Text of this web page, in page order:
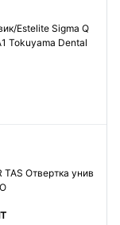
Estelite Sigma Q
Tokuyama Dental
Отвертка унив